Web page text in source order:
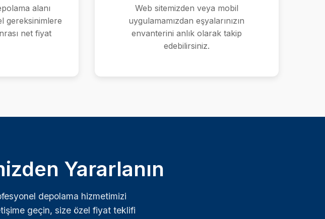
alanı
gereksinimlere
net fiyat
Web sitemizden veya mobil
uygulamamızdan eşyalarınızın
envanterini anlık olarak takip
edebilirsiniz.
Yararlanın
depolama hizmetimizi
geçin, size özel fiyat teklifi